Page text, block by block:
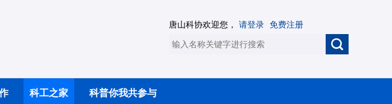
唐山科协欢迎您， 请登录 免费注册
科工之家 科普你我共参与